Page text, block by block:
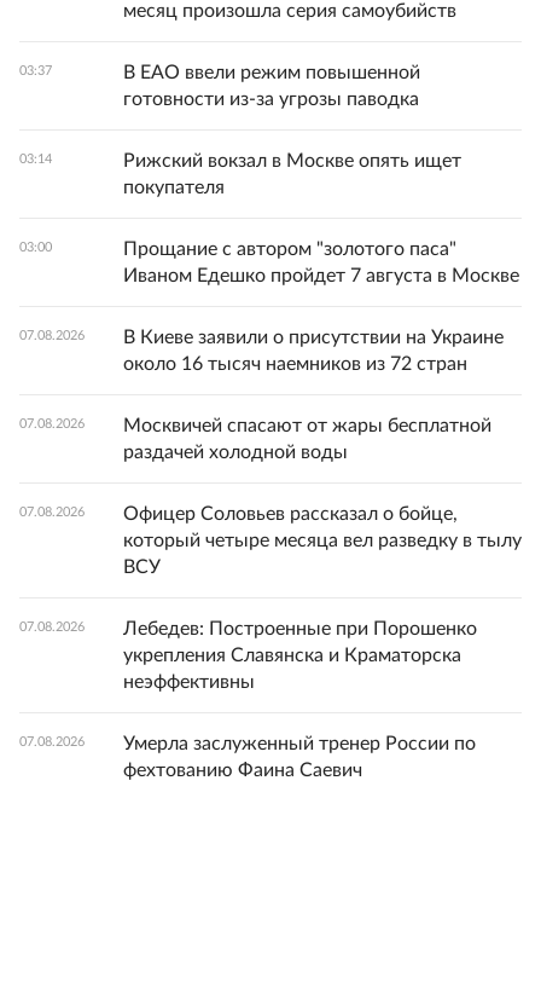
месяц произошла серия самоубийств
03:37
В ЕАО ввели режим повышенной
готовности из-за угрозы паводка
03:14
Рижский вокзал в Москве опять ищет
покупателя
03:00
Прощание с автором "золотого паса"
Иваном Едешко пройдет 7 августа в Москве
07.08.2026
В Киеве заявили о присутствии на Украине
около 16 тысяч наемников из 72 стран
07.08.2026
Москвичей спасают от жары бесплатной
раздачей холодной воды
07.08.2026
Офицер Соловьев рассказал о бойце,
который четыре месяца вел разведку в тылу
ВСУ
07.08.2026
Лебедев: Построенные при Порошенко
укрепления Славянска и Краматорска
неэффективны
07.08.2026
Умерла заслуженный тренер России по
фехтованию Фаина Саевич